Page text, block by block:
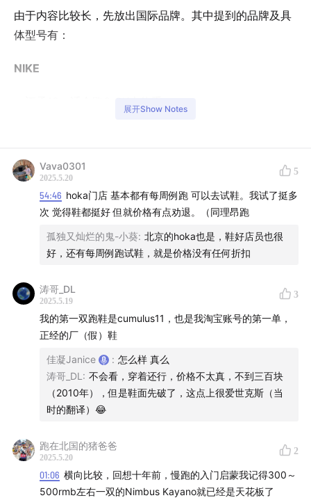
由于内容比较长，先放出国际品牌。其中提到的品牌及具
体型号有：
NIKE
迈柔18，适合跑6-8K大体重
invincible run 3 也适合日常跑步
波神推荐：winflo 11、invincible run 3
Adidas
主推波士顿12，还有pureboost
Adizero SL2
PUMA
亚瑟士
亚瑟士的跑鞋陈列比较容易选到合适的
cumulus
nimbus
kayano
展开Show Notes
Vava0301
2025.5.20
5
54:46 hoka门店 基本都有每周例跑 可以去试鞋。我试了挺多
次 觉得鞋都挺好 但就价格有点劝退。（同理昂跑
孤独又灿烂的鬼-小葵: 北京的hoka也是，鞋好店员也很
好，还有每周例跑试鞋，就是价格没有任何折扣
涛哥_DL
2025.5.19
3
我的第一双跑鞋是cumulus11，也是我淘宝账号的第一单，
正经的厂（假）鞋
佳凝Janice : 怎么样 真么
涛哥_DL : 不会看，穿着还行，价格不太真，不到三百块
（2010年），但是鞋面先破了，这点上很爱世克斯（当
时的翻译）😂
跑在北国的猪爸爸
2025.5.20
2
01:06 横向比较，回想十年前，慢跑的入门启蒙我记得300～
500rmb左右一双的Nimbus Kayano就已经是天花板了